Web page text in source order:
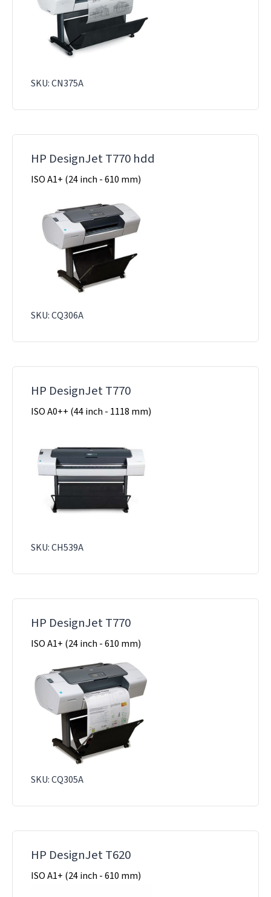
SKU: CN375A
HP DesignJet T770 hdd
ISO A1+ (24 inch - 610 mm)
SKU: CQ306A
HP DesignJet T770
ISO A0++ (44 inch - 1118 mm)
SKU: CH539A
HP DesignJet T770
ISO A1+ (24 inch - 610 mm)
SKU: CQ305A
HP DesignJet T620
ISO A1+ (24 inch - 610 mm)